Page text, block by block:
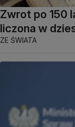
Zwrot po 150
liczona w
ZE ŚWIATA